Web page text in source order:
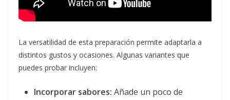
La versatilidad de esta preparación permite adaptarla a
distintos gustos y ocasiones. Algunas variantes que
puedes probar incluyen:
Incorporar sabores: Añade un poco de